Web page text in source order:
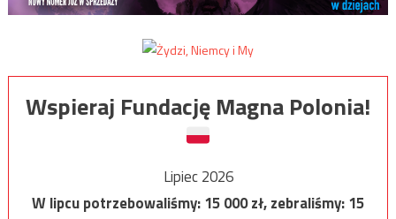
Wspieraj Fundację Magna Polonia!
Lipiec 2026
W lipcu potrzebowaliśmy:15 000zł, zebraliśmy:15